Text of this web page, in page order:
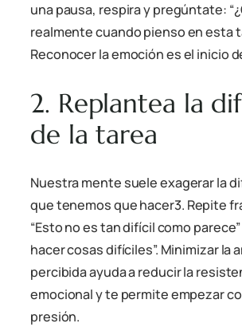
una pausa, respira y pregúntate:
realmente cuando pienso en esta
Reconocer la emoción es el inicio
2. Replantea la
de la tarea
Nuestra mente suele exagerar la
que tenemos que hacer3. Repite
“Esto no es tan difícil como
hacer cosas difíciles”. Minimizar la
percibida ayuda a reducir la
emocional y te permite empezar
presión.